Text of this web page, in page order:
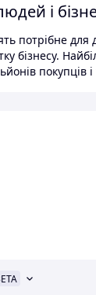
і
потрібне для
бізнесу.
покупців